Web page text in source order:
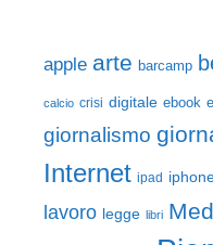
apple arte barcamp
calcio crisi digitale ebook
giornalismo
Internet ipad
lavoro legge libri